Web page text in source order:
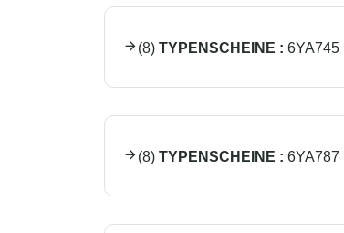
(8) TYPENSCHEINE : 6YA745
(8) TYPENSCHEINE : 6YA787